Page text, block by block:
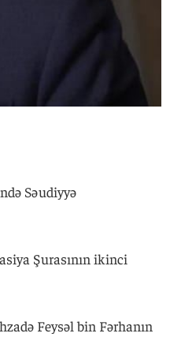
Səudiyyə
Şurasının ikinci
Feysəl bin Fərhanın